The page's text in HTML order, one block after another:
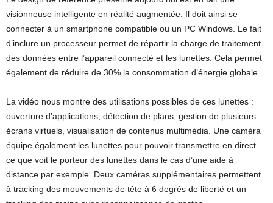
visionneuse intelligente en réalité augmentée. Il doit ainsi se
connecter à un smartphone compatible ou un PC Windows. Le fait
d’inclure un processeur permet de répartir la charge de traitement
des données entre l’appareil connecté et les lunettes. Cela permet
également de réduire de 30% la consommation d’énergie globale.
La vidéo nous montre des utilisations possibles de ces lunettes :
ouverture d’applications, détection de plans, gestion de plusieurs
écrans virtuels, visualisation de contenus multimédia. Une caméra
équipe également les lunettes pour pouvoir transmettre en direct
ce que voit le porteur des lunettes dans le cas d’une aide à
distance par exemple. Deux caméras supplémentaires permettent
à tracking des mouvements de tête à 6 degrés de liberté et un